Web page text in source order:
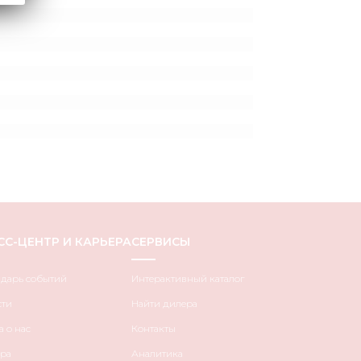
ЦЕНТР И КАРЬЕРА
событий
нас
СЕРВИСЫ
Интерактивный каталог
Найти дилера
Контакты
Аналитика